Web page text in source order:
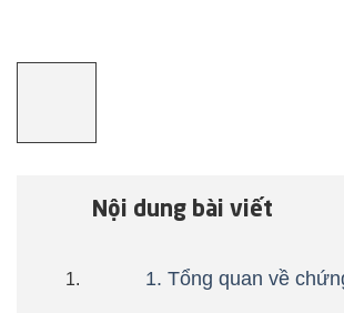
Nội dung bài viết
1. Tổng quan về